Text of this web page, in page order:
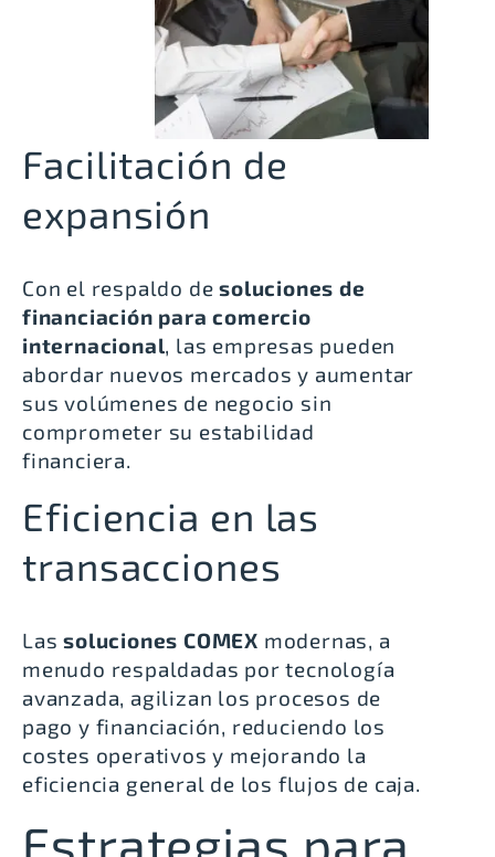
Facilitación de
expansión
Con el respaldo desoluciones de
financiación para comercio
internacional, las empresas pueden
abordar nuevos mercados y aumentar
sus volúmenes de negocio sin
comprometer su estabilidad
financiera.
Eficiencia en las
transacciones
Lassoluciones COMEX modernas, a
menudo respaldadas por tecnología
avanzada, agilizan los procesos de
pago y financiación, reduciendo los
costes operativos y mejorando la
eficiencia general de los flujos de caja.
Estrategias para